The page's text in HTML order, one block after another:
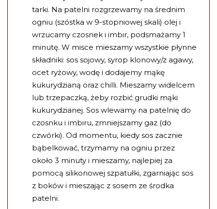
tarki. Na patelni rozgrzewamy na średnim
ogniu (szóstka w 9-stopniowej skali) olej i
wrzucamy czosnek i imbir, podsmażamy 1
minutę. W misce mieszamy wszystkie płynne
składniki: sos sojowy, syrop klonowy/z agawy,
ocet ryżowy, wodę i dodajemy mąkę
kukurydzianą oraz chilli. Mieszamy widelcem
lub trzepaczką, żeby rozbić grudki mąki
kukurydzianej. Sos wlewamy na patelnię do
czosnku i imbiru, zmniejszamy gaz (do
czwórki). Od momentu, kiedy sos zacznie
bąbelkować, trzymamy na ogniu przez
około 3 minuty i mieszamy, najlepiej za
pomocą silikonowej szpatułki, zgarniając sos
z boków i mieszając z sosem ze środka
patelni.